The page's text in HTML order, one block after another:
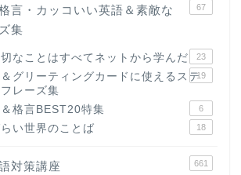
言・カッコいい英語＆素敵な
集
67
なことはすべてネットから学んだ 23
グリーティングカードに使えるステ
レーズ集
19
格言BEST20特集 6
い世界のことば 18
対策講座 661
原田高志の”ほぼ日刊”英語
“シン”・英会話スピード表